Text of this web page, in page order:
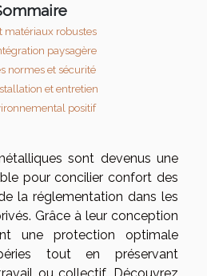
matériaux robustes
paysagère
normes et sécurité
et entretien
positif
sont devenus une
pour concilier confort des
la réglementation dans les
Grâce à leur conception
une protection optimale
tout en préservant